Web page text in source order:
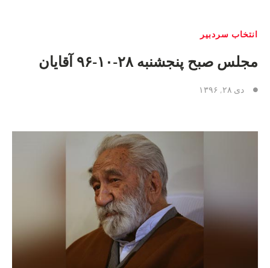
انتخاب سردبیر
مجلس صبح پنجشنبه ۲۸-۱۰-۹۶ آقایان
دی ۲۸, ۱۳۹۶